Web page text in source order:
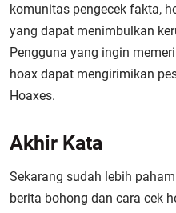
komunitas pengecek fakta,
yang dapat menimbulkan
Pengguna yang ingin
hoax dapat mengirimikan
Hoaxes.
Akhir Kata
Sekarang sudah lebih
berita bohong dan cara cek